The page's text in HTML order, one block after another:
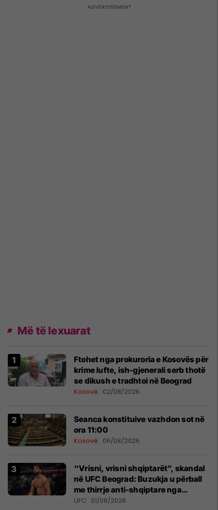
Më të lexuarat
Ftohet nga prokuroria e Kosovës për
krime lufte, ish-gjenerali serb thotë
se dikush e tradhtoi në Beograd
Kosovë 02/08/2026
Seanca konstituive vazhdon sot në
ora 11:00
Kosovë 06/08/2026
“Vrisni, vrisni shqiptarët”, skandal
në UFC Beograd: Buzukja u përball
me thirrje anti-shqiptare nga
tribunat
UFC 01/08/2026